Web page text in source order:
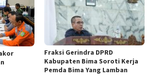
Fraksi Gerindra DPRD
Kabupaten Bima Soroti Kerja
Pemda Bima Yang Lamban